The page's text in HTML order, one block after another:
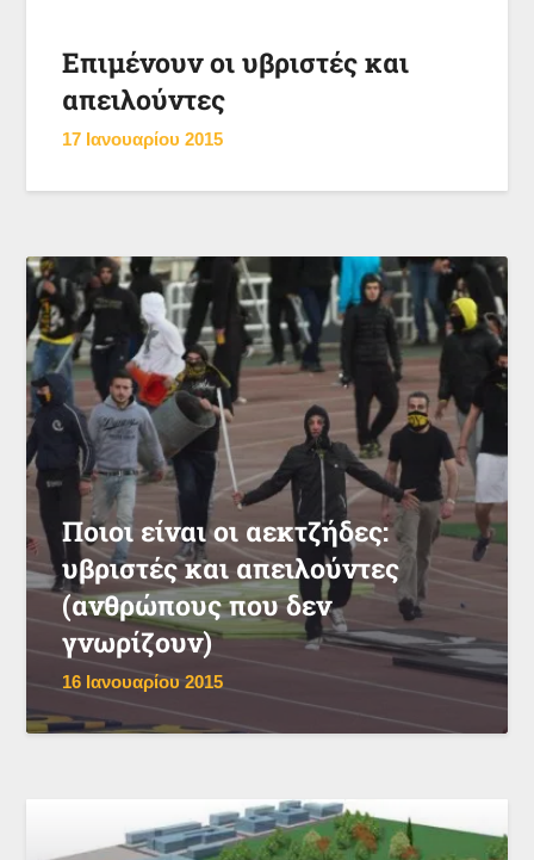
Επιμένουν οι υβριστές και
απειλούντες
17 Ιανουαρίου 2015
Ποιοι είναι οι αεκτζήδες:
υβριστές και απειλούντες
(ανθρώπους που δεν
γνωρίζουν)
16 Ιανουαρίου 2015